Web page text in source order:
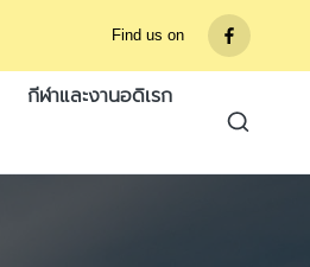
Find us on
รายการ
เมนู
กีฬาและงานอดิเรก